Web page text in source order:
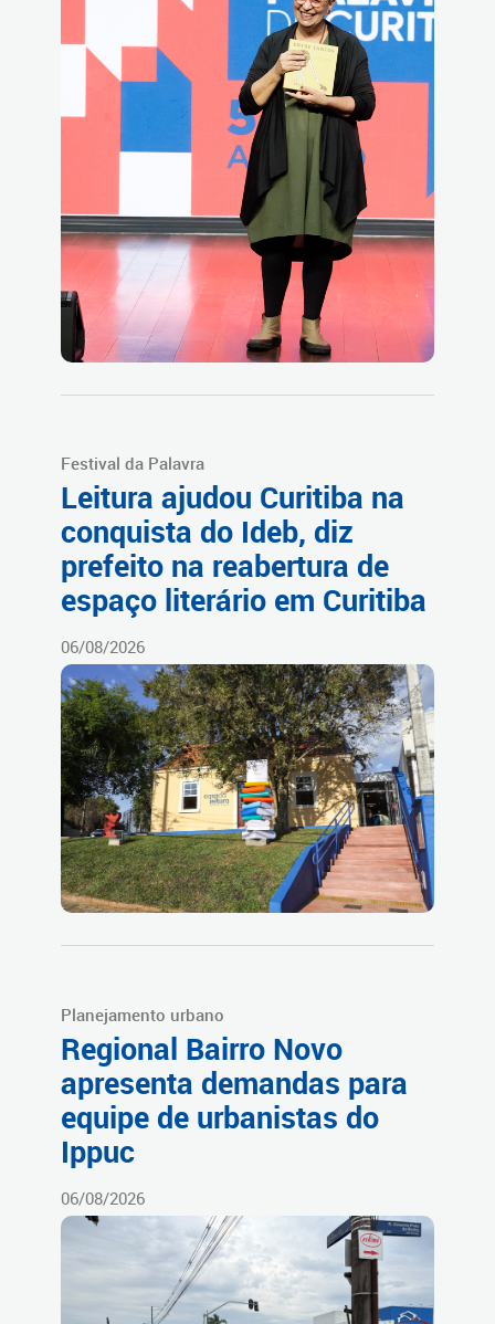
Festival da Palavra
Leitura ajudou Curitiba na
conquista do Ideb, diz
prefeito na reabertura de
espaço literário em Curitiba
06/08/2026
Planejamento urbano
Regional Bairro Novo
apresenta demandas para
equipe de urbanistas do
Ippuc
06/08/2026